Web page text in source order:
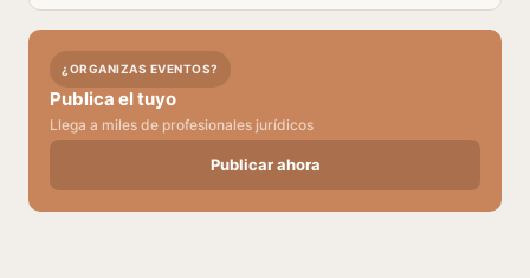
¿ORGANIZAS EVENTOS?
Publica el tuyo
Llega a miles de profesionales jurídicos
Publicar ahora